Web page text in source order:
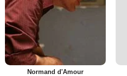
Normand d'Amour